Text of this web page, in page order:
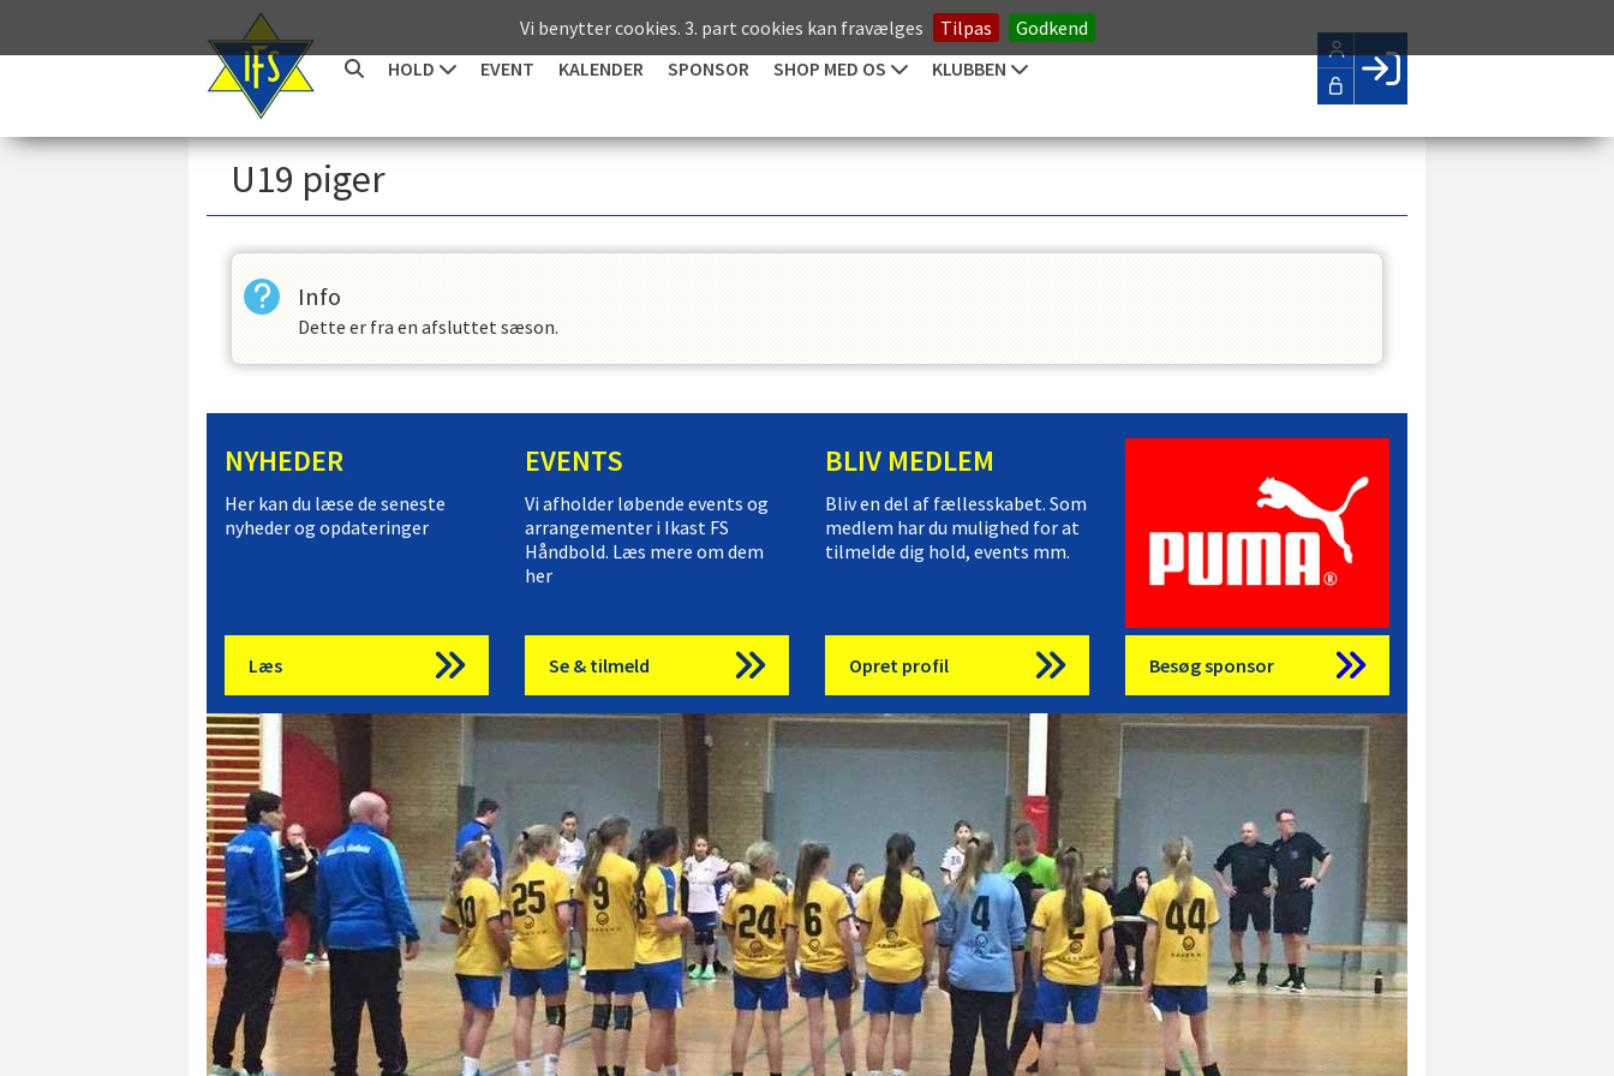
Vi benytter cookies. 3. part cookies kan fravælges Tilpas
Godkend
HOLD
EVENT KALENDER SPONSOR SHOP MED OS KLUBBEN
U19 piger
Info
Dette er fra en afsluttet sæson.
NYHEDER
Her kan du læse de seneste
nyheder og opdateringer
Læs
EVENTS
Vi afholder løbende events og
arrangementer i Ikast FS
Håndbold. Læs mere om dem
her
Se & tilmeld
BLIV MEDLEM
Bliv en del af fællesskabet. Som
medlem har du mulighed for at
tilmelde dig hold, events mm.
Opret profil